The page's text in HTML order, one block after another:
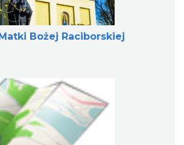
Bożej Raciborskiej